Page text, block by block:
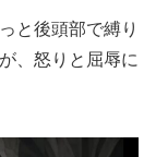
と後頭部で縛り
、怒りと屈辱に